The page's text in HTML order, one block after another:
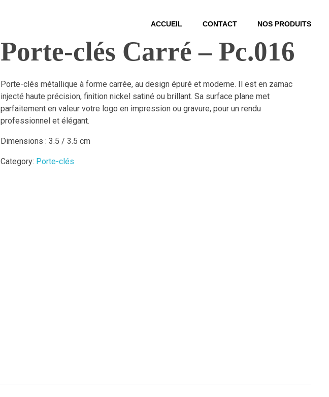
ACCUEIL CONTACT NOS PRODUITS
Porte-clés Carré – Pc.016
Porte-clés métallique à forme carrée, au design épuré et moderne. Il est en zamac
injecté haute précision, finition nickel satiné ou brillant. Sa surface plane met
parfaitement en valeur votre logo en impression ou gravure, pour un rendu
professionnel et élégant.
Dimensions : 3.5 / 3.5 cm
Category: Porte-clés